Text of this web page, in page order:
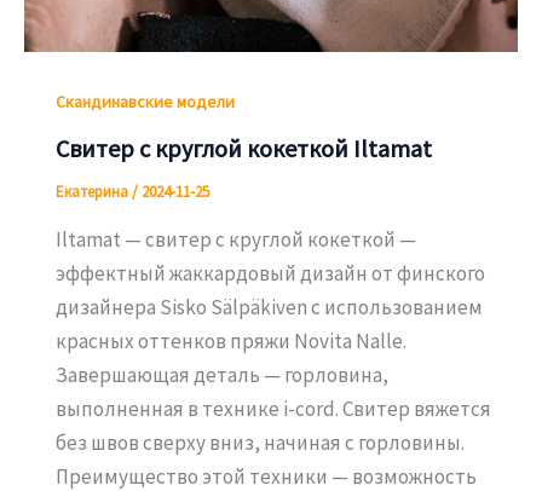
Скандинавские модели
Свитер с круглой кокеткой Iltamat
Екатерина/ 2024-11-25
Iltamat — свитер с круглой кокеткой —
эффектный жаккардовый дизайн от финского
дизайнера Sisko Sälpäkiven с использованием
красных оттенков пряжи Novita Nalle.
Завершающая деталь — горловина,
выполненная в технике i-cord. Свитер вяжется
без швов сверху вниз, начиная с горловины.
Преимущество этой техники — возможность